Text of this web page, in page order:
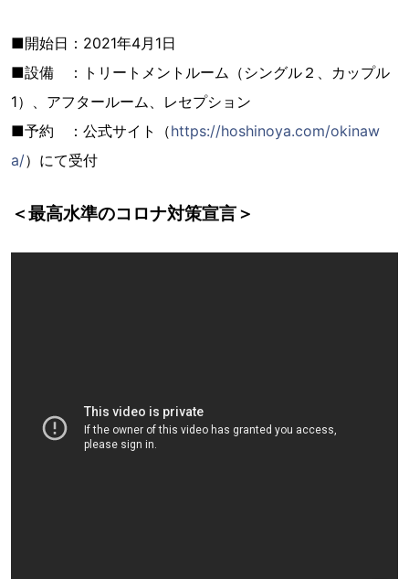
■開始日：2021年4月1日
■設備 ：トリートメントルーム（シングル２、カップル
1）、アフタールーム、レセプション
■予約 ：公式サイト（https://hoshinoya.com/okinaw
a/）にて受付
＜最高水準のコロナ対策宣言＞